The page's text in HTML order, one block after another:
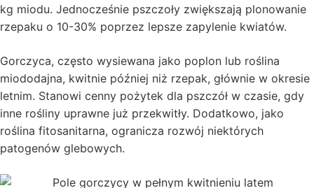
kg miodu. Jednocześnie pszczoły zwiększają plonowanie
rzepaku o 10-30% poprzez lepsze zapylenie kwiatów.
Gorczyca, często wysiewana jako poplon lub roślina
miododajna, kwitnie później niż rzepak, głównie w okresie
letnim. Stanowi cenny pożytek dla pszczół w czasie, gdy
inne rośliny uprawne już przekwitły. Dodatkowo, jako
roślina fitosanitarna, ogranicza rozwój niektórych
patogenów glebowych.